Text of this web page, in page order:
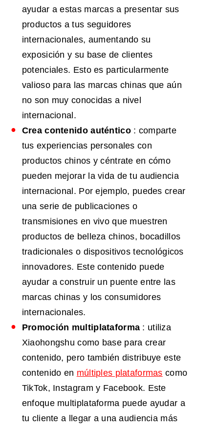
ayudar a estas marcas a presentar sus
productos a tus seguidores
internacionales, aumentando su
exposición y su base de clientes
potenciales. Esto es particularmente
valioso para las marcas chinas que aún
no son muy conocidas a nivel
internacional.
Crea contenido auténtico: comparte
tus experiencias personales con
productos chinos y céntrate en cómo
pueden mejorar la vida de tu audiencia
internacional. Por ejemplo, puedes crear
una serie de publicaciones o
transmisiones en vivo que muestren
productos de belleza chinos, bocadillos
tradicionales o dispositivos tecnológicos
innovadores. Este contenido puede
ayudar a construir un puente entre las
marcas chinas y los consumidores
internacionales.
Promoción multiplataforma : utiliza
Xiaohongshu como base para crear
contenido, pero también distribuye este
contenido en múltiples plataformas como
TikTok, Instagram y Facebook. Este
enfoque multiplataforma puede ayudar a
tu cliente a llegar a una audiencia más